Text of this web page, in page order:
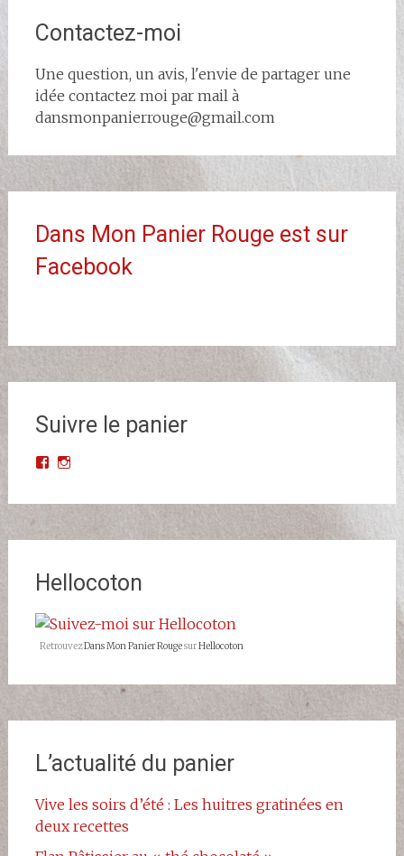
sein
articles
Contactez-moi
Une question, un avis, l'envie de partager une
idée contactez moi par mail à
dansmonpanierrouge@gmail.com
Dans Mon Panier Rouge est sur
Facebook
Suivre le panier
Voir
de
Mon-
677523068993427/?
ref=br_rs
Facebook
Voir
de
dans_mon_panier_rouge
sur
Hellocoton
RetrouvezDans Mon Panier RougesurHellocoton
L’actualité du panier
Vive les soirs d’été : Les huitres gratinées en
deux recettes